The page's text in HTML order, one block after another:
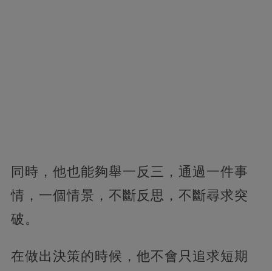
同時，他也能夠舉一反三，通過一件事
情，一個情景，不斷反思，不斷尋求突
破。
在做出決策的時候，他不會只追求短期